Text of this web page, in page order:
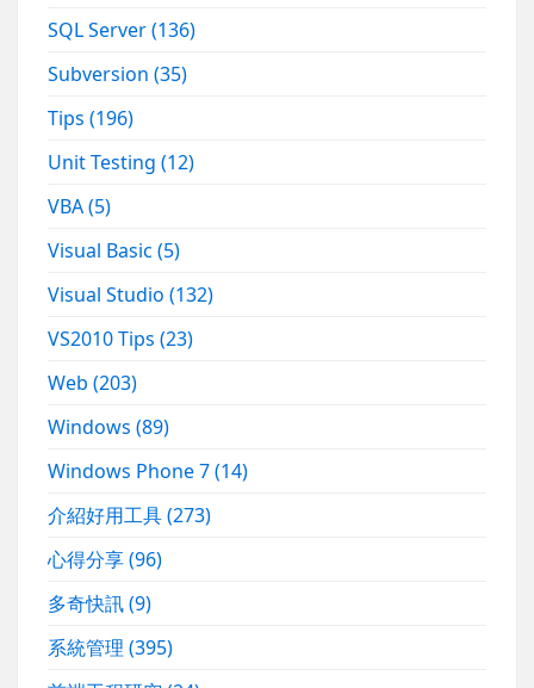
SQL Server(136)
Subversion(35)
Tips(196)
Unit Testing(12)
VBA(5)
Visual Basic(5)
Visual Studio(132)
VS2010 Tips(23)
Web(203)
Windows(89)
Windows Phone 7(14)
介紹好用工具(273)
心得分享(96)
多奇快訊(9)
系統管理(395)